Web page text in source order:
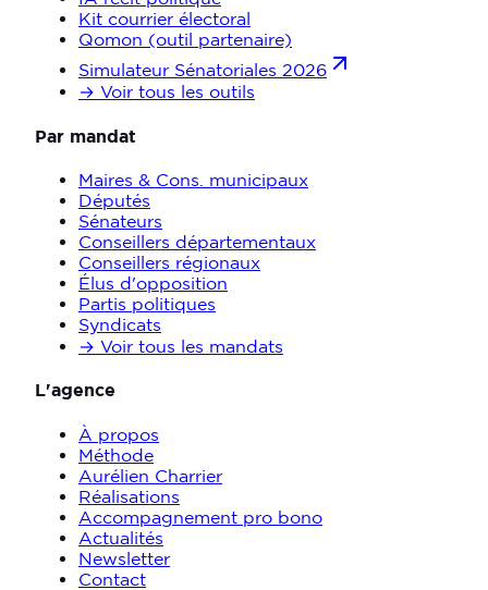
Kit courrier électoral
Qomon (outil partenaire)
Simulateur Sénatoriales 2026
→ Voir tous les outils
Par mandat
Maires & Cons. municipaux
Députés
Sénateurs
Conseillers départementaux
Conseillers régionaux
Élus d'opposition
Partis politiques
Syndicats
→ Voir tous les mandats
L'agence
À propos
Méthode
Aurélien Charrier
Réalisations
Accompagnement pro bono
Actualités
Newsletter
Contact